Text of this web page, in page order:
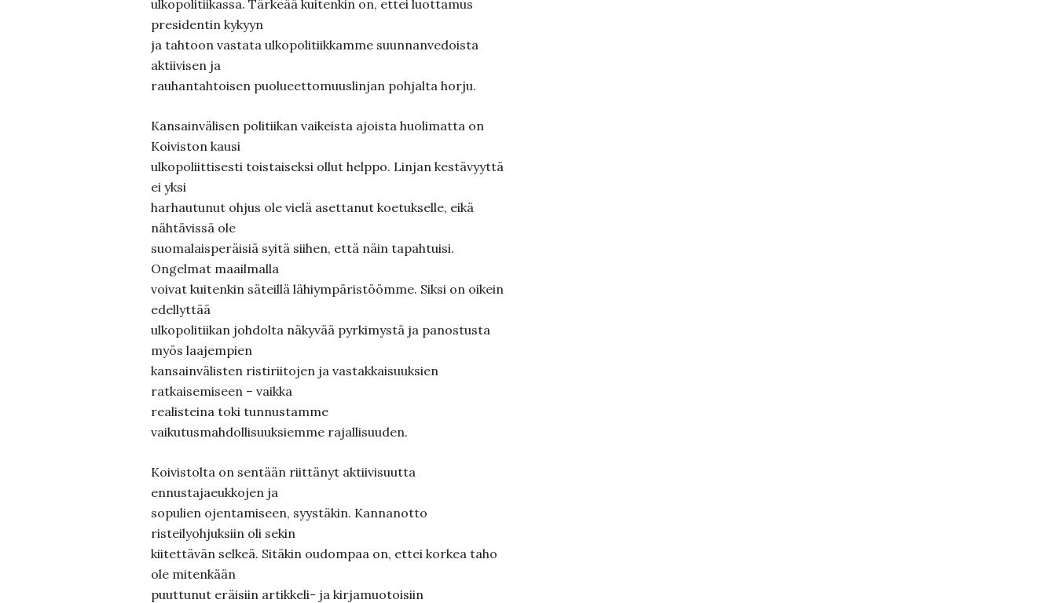
ulkopolitiikassa. Tärkeää kuitenkin on, ettei luottamus
presidentin kykyyn
ja tahtoon vastata ulkopolitiikkamme suunnanvedoista
aktiivisen ja
rauhantahtoisen puolueettomuuslinjan pohjalta horju.
Kansainvälisen politiikan vaikeista ajoista huolimatta on
Koiviston kausi
ulkopoliittisesti toistaiseksi ollut helppo. Linjan kestävyyttä
ei yksi
harhautunut ohjus ole vielä asettanut koetukselle, eikä
nähtävissä ole
suomalaisperäisiä syitä siihen, että näin tapahtuisi.
Ongelmat maailmalla
voivat kuitenkin säteillä lähiympäristöömme. Siksi on oikein
edellyttää
ulkopolitiikan johdolta näkyvää pyrkimystä ja panostusta
myös laajempien
kansainvälisten ristiriitojen ja vastakkaisuuksien
ratkaisemiseen – vaikka
realisteina toki tunnustamme
vaikutusmahdollisuuksiemme rajallisuuden.
Koivistolta on sentään riittänyt aktiivisuutta
ennustajaeukkojen ja
sopulien ojentamiseen, syystäkin. Kannanotto
risteilyohjuksiin oli sekin
kiitettävän selkeä. Sitäkin oudompaa on, ettei korkea taho
ole mitenkään
puuttunut eräisiin artikkeli- ja kirjamuotoisiin